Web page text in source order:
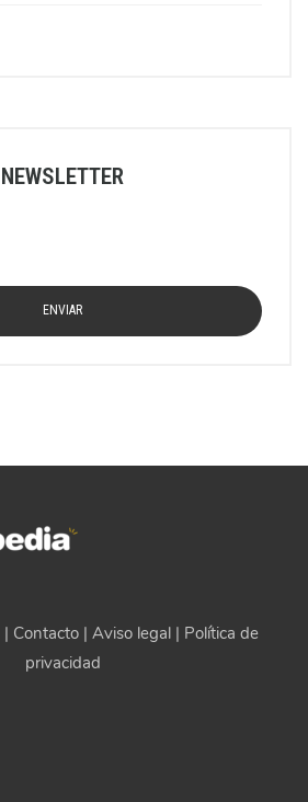
NEWSLETTER
| Contacto | Aviso legal | Política de
privacidad